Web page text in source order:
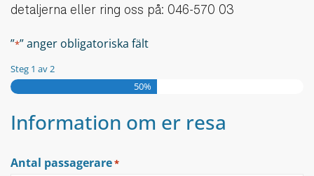
detaljerna eller ring oss på: 046-570 03
”*” anger obligatoriska fält
Steg 1 av2
50%
Information om er resa
Antal passagerare*